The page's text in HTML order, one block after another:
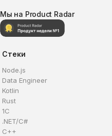
Мы на Product Radar
Стеки
Node.js
Data Engineer
Kotlin
Rust
1C
.NET/C#
C++